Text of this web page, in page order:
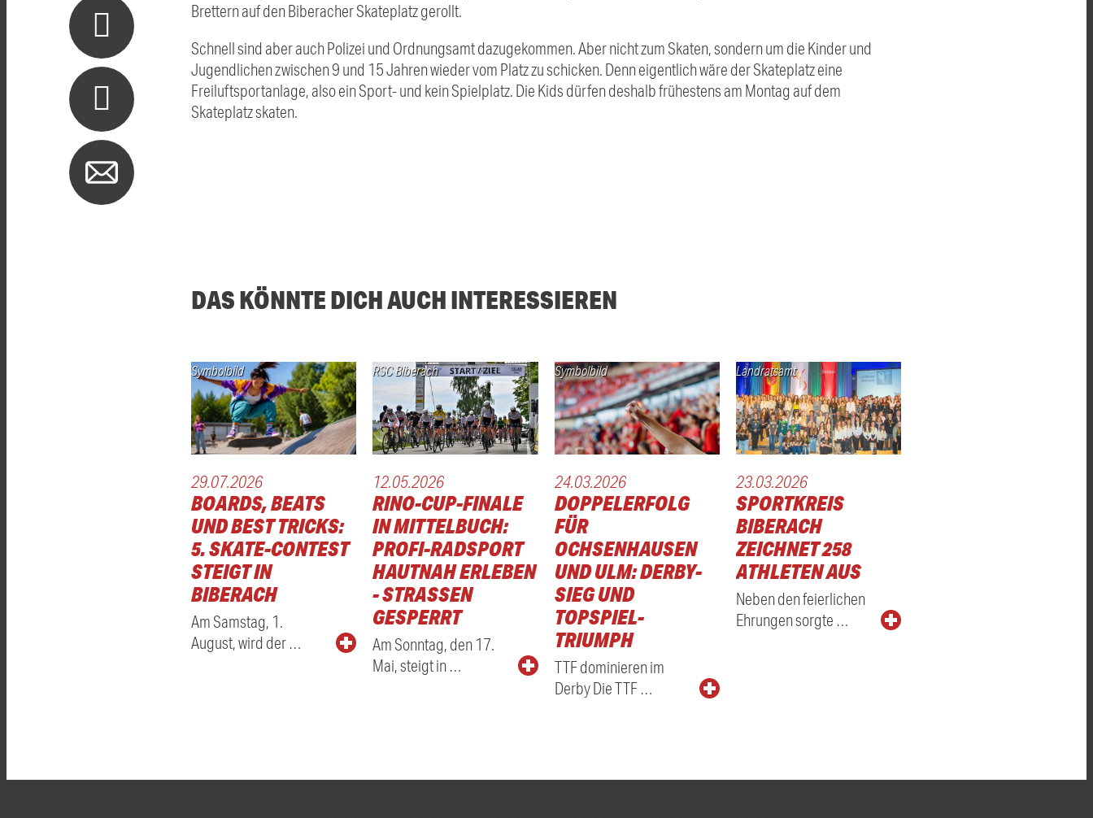
Brettern auf den Biberacher Skateplatz gerollt.
Schnell sind aber auch Polizei und Ordnungsamt dazugekommen. Aber nicht zum Skaten, sondern um die Kinder und
Jugendlichen zwischen 9 und 15 Jahren wieder vom Platz zu schicken. Denn eigentlich wäre der Skateplatz eine
Freiluftsportanlage, also ein Sport- und kein Spielplatz. Die Kids dürfen deshalb frühestens am Montag auf dem
Skateplatz skaten.
DAS KÖNNTE DICH AUCH INTERESSIEREN
Symbolbild
29.07.2026
BOARDS, BEATS
UND BEST TRICKS:
5. SKATE-CONTEST
STEIGT IN
BIBERACH
Am Samstag, 1.
August, wird der …
RSC Biberach
12.05.2026
RINO-CUP-FINALE
IN MITTELBUCH:
PROFI-RADSPORT
HAUTNAH ERLEBEN
- STRASSEN G
ESPERRT
Am Sonntag, den 17.
Mai, steigt in …
Symbolbild
24.03.2026
DOPPELERFOLG
FÜR
OCHSENHAUSEN
UND ULM: DERBY-
SIEG UND
TOPSPIEL-
TRIUMPH
TTF dominieren im
Derby Die TTF …
Landratsamt
23.03.2026
SPORTKREIS
BIBERACH
ZEICHNET 258
ATHLETEN AUS
Neben den feierlichen
Ehrungen sorgte …